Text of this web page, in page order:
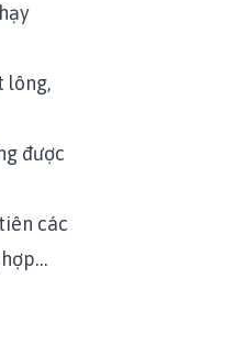
lông,
được
các